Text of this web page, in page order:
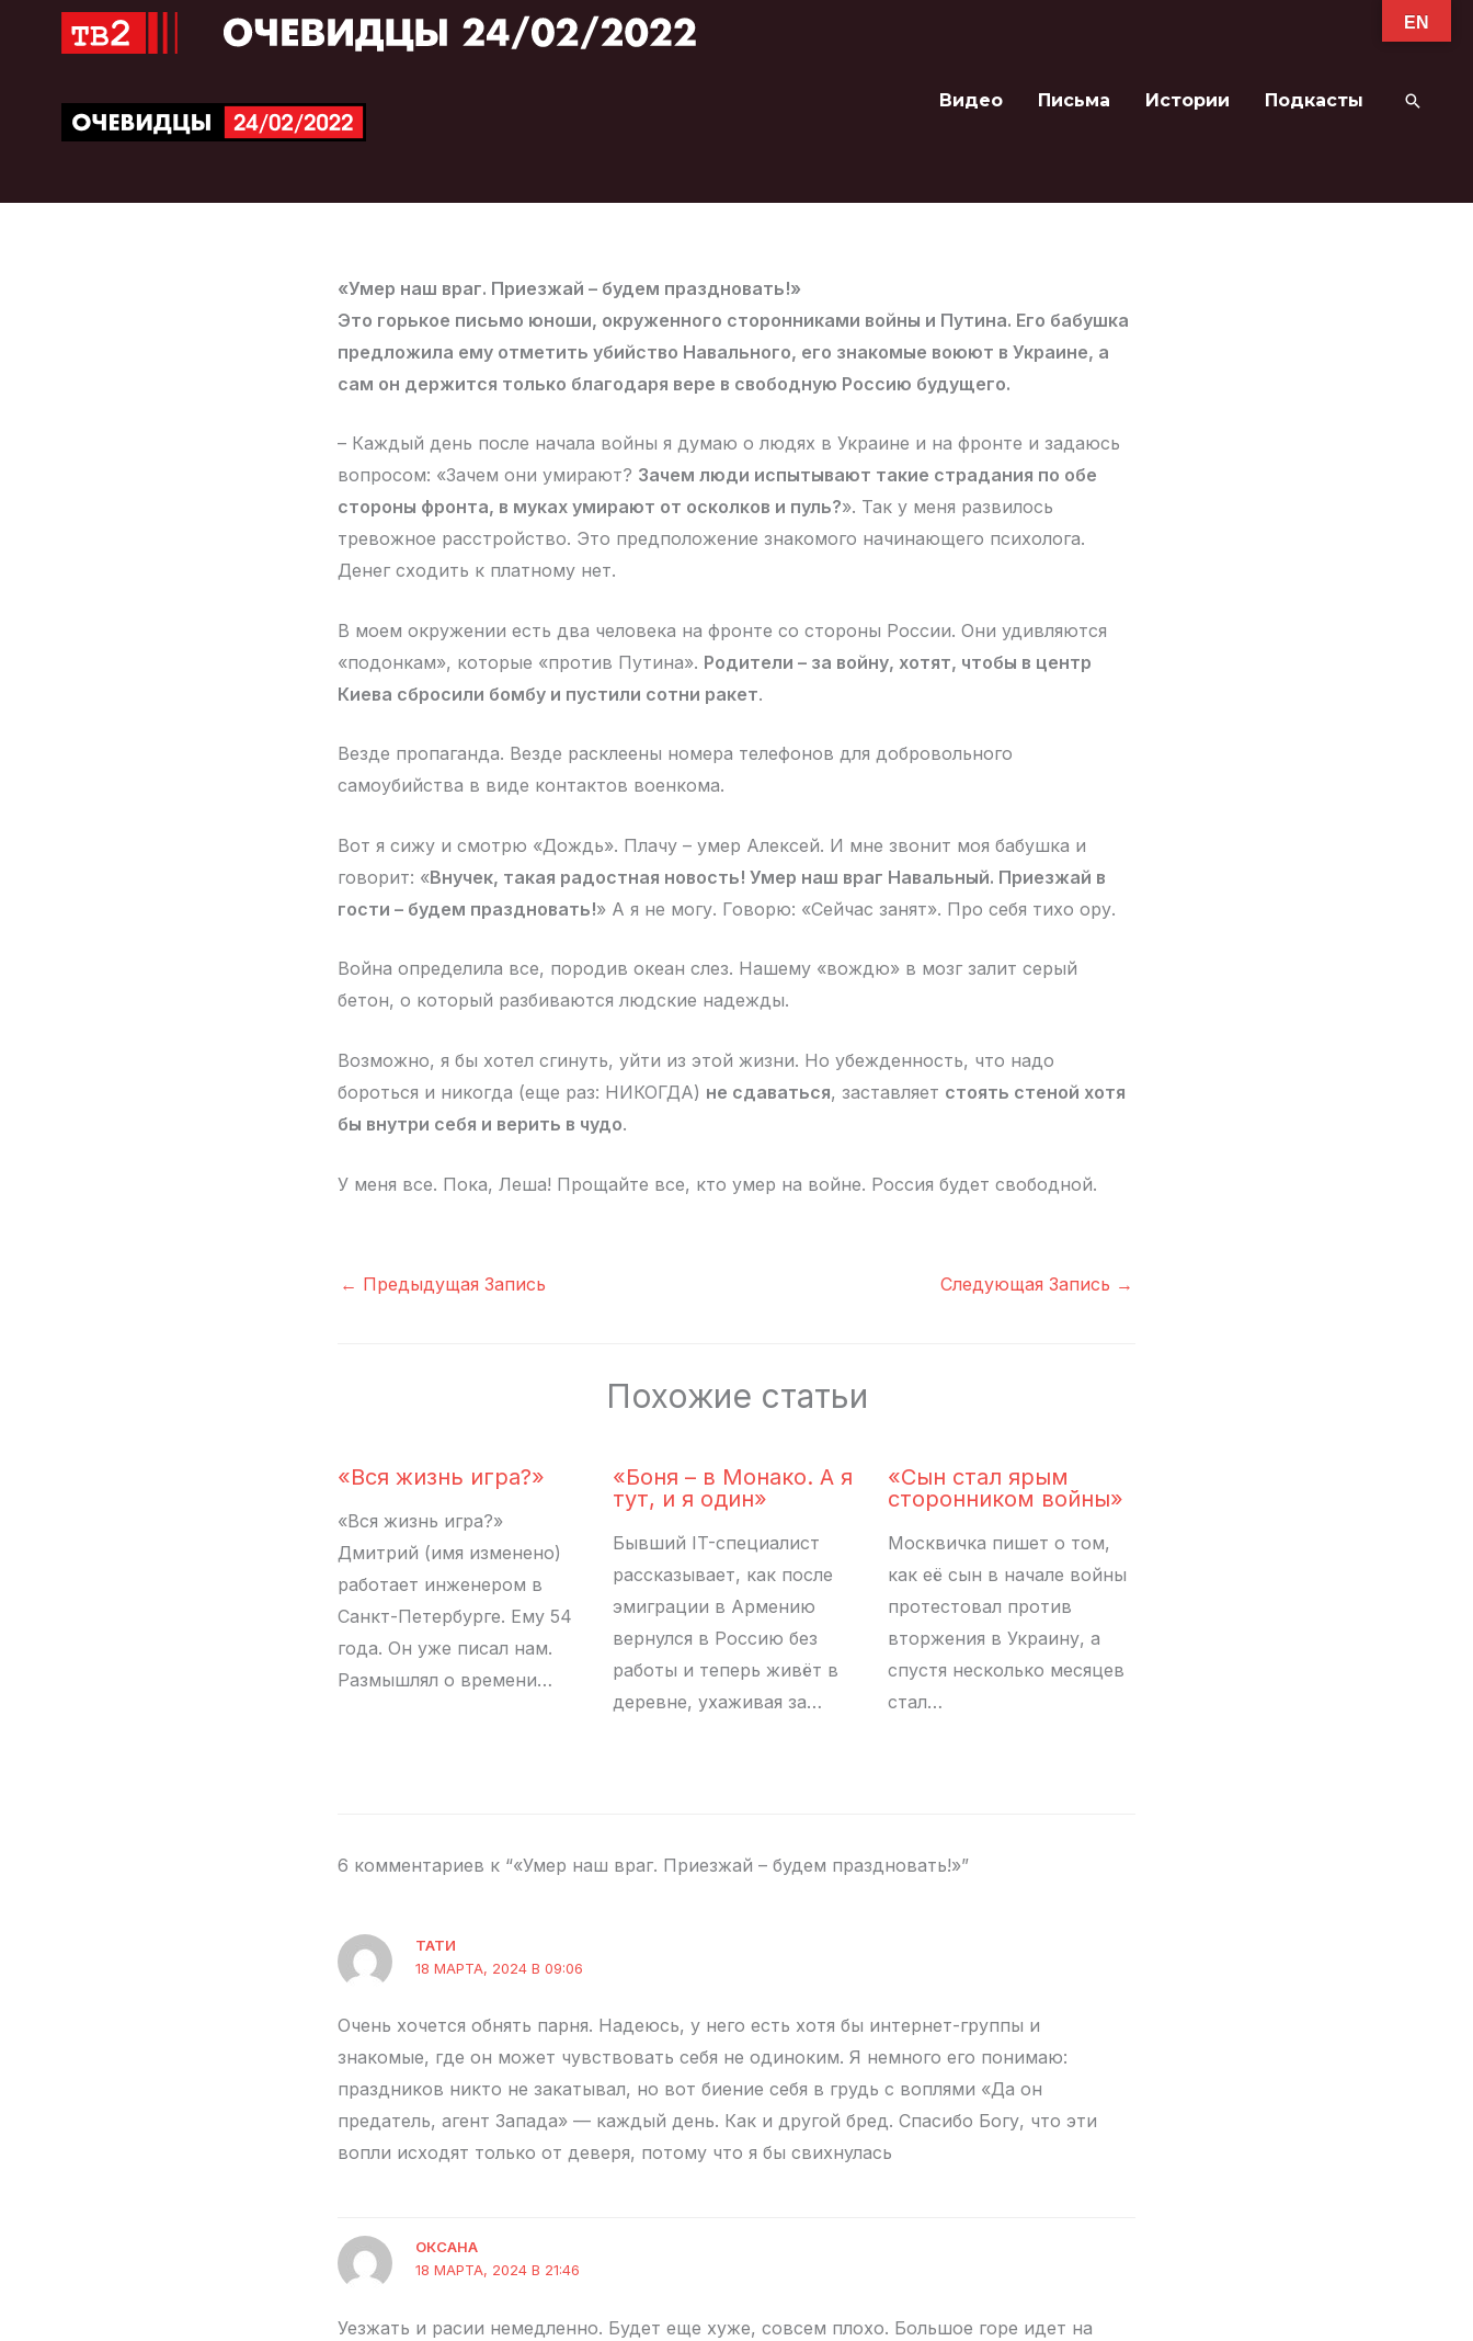
Перейти
Видео Письма Истории Подкасты Поиск
«Умер наш враг. Приезжай – будем праздновать!»
Это горькое письмо юноши, окруженного сторонниками войны и Путина. Его бабушка
предложила ему отметить убийство Навального, его знакомые воюют в Украине, а
сам он держится только благодаря вере в свободную Россию будущего.
– Каждый день после начала войны я думаю о людях в Украине и на фронте и задаюсь
вопросом: «Зачем они умирают? Зачем люди испытывают такие страдания по обе
стороны фронта, в муках умирают от осколков и пуль?». Так у меня развилось
тревожное расстройство. Это предположение знакомого начинающего психолога.
Денег сходить к платному нет.
В моем окружении есть два человека на фронте со стороны России. Они удивляются
«подонкам», которые «против Путина». Родители – за войну, хотят, чтобы в центр
Киева сбросили бомбу и пустили сотни ракет.
Везде пропаганда. Везде расклеены номера телефонов для добровольного
самоубийства в виде контактов военкома.
Вот я сижу и смотрю «Дождь». Плачу – умер Алексей. И мне звонит моя бабушка и
говорит: «Внучек, такая радостная новость! Умер наш враг Навальный. Приезжай в
гости – будем праздновать!» А я не могу. Говорю: «Сейчас занят». Про себя тихо ору.
Война определила все, породив океан слез. Нашему «вождю» в мозг залит серый
бетон, о который разбиваются людские надежды.
Возможно, я бы хотел сгинуть, уйти из этой жизни. Но убежденность, что надо
бороться и никогда (еще раз: НИКОГДА) не сдаваться, заставляет стоять стеной хотя
бы внутри себя и верить в чудо.
У меня все. Пока, Леша! Прощайте все, кто умер на войне. Россия будет свободной.
← Предыдущая Запись Следующая Запись →
Похожие статьи
«Вся жизнь игра?»
«Вся жизнь игра?»
Дмитрий (имя изменено)
работает инженером в
Санкт-Петербурге. Ему 54
года. Он уже писал нам.
Размышлял о времени…
«Боня – в Монако. А я
тут, и я один»
Бывший IT-специалист
рассказывает, как после
эмиграции в Армению
вернулся в Россию без
работы и теперь живёт в
деревне, ухаживая за…
«Сын стал ярым
сторонником войны»
Москвичка пишет о том,
как её сын в начале войны
протестовал против
вторжения в Украину, а
спустя несколько месяцев
стал…
6 комментариев к “«Умер наш враг. Приезжай – будем праздновать!»”
ТАТИ
18 МАРТА, 2024 В 09:06
Очень хочется обнять парня. Надеюсь, у него есть хотя бы интернет-группы и
знакомые, где он может чувствовать себя не одиноким. Я немного его понимаю:
праздников никто не закатывал, но вот биение себя в грудь с воплями «Да он
предатель, агент Запада» — каждый день. Как и другой бред. Спасибо Богу, что эти
вопли исходят только от деверя, потому что я бы свихнулась
ОКСАНА
18 МАРТА, 2024 В 21:46
Уезжать и расии немедленно. Будет еще хуже, совсем плохо. Большое горе идет на
EN